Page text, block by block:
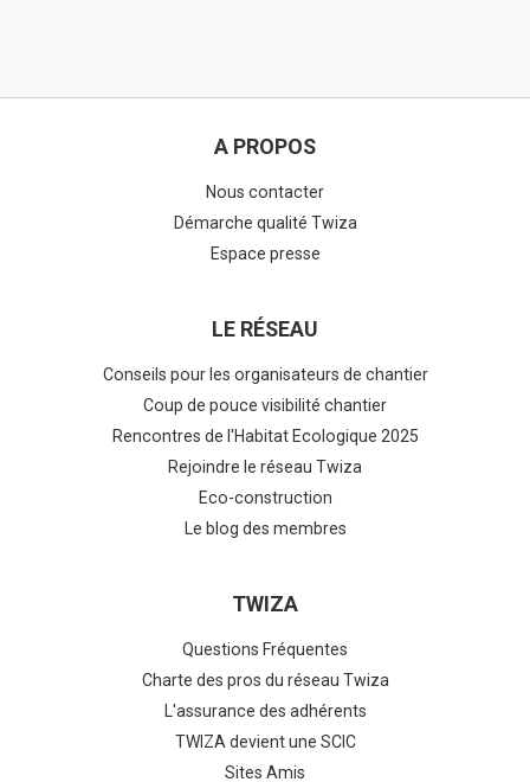
A PROPOS
Nous contacter
Démarche qualité Twiza
Espace presse
LE RÉSEAU
Conseils pour les organisateurs de chantier
Coup de pouce visibilité chantier
Rencontres de l'Habitat Ecologique 2025
Rejoindre le réseau Twiza
Eco-construction
Le blog des membres
TWIZA
Questions Fréquentes
Charte des pros du réseau Twiza
L'assurance des adhérents
TWIZA devient une SCIC
Sites Amis